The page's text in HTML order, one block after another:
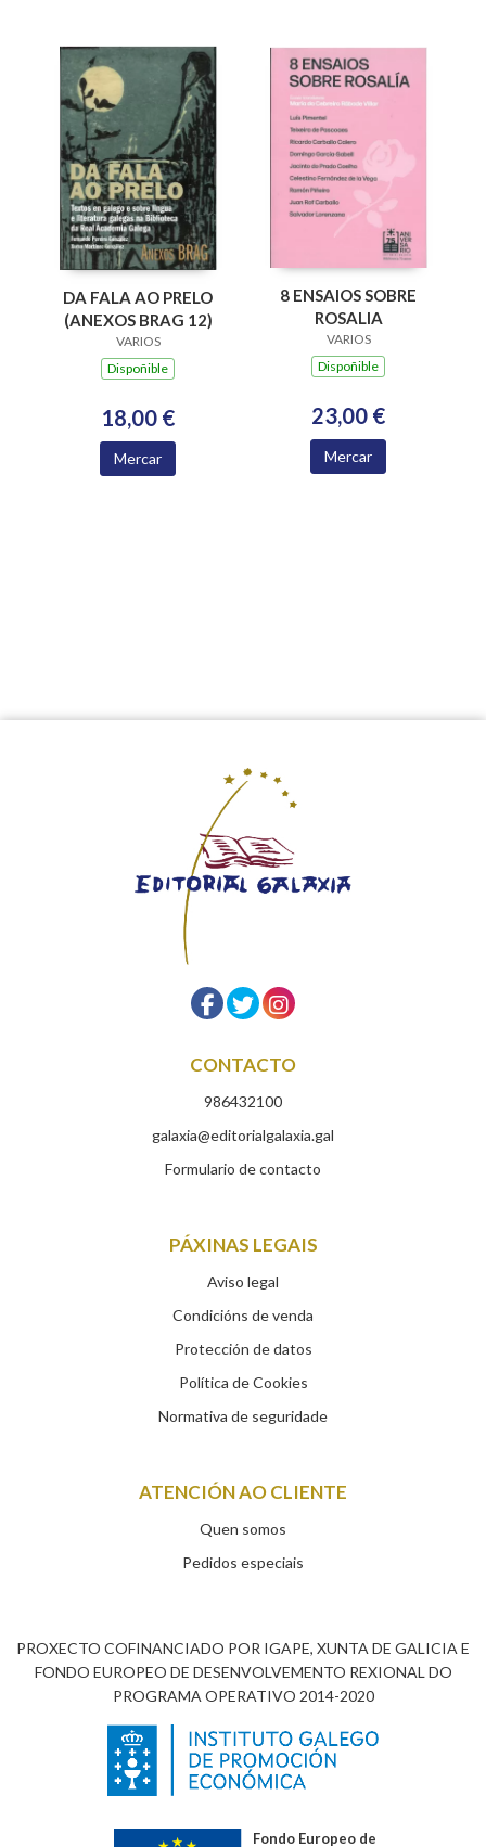
DA FALA AO PRELO
(ANEXOS BRAG 12)
VARIOS
Dispoñible
18,00 €
Mercar
8 ENSAIOS SOBRE
ROSALIA
VARIOS
Dispoñible
23,00 €
Mercar
CONTACTO
986432100
galaxia@editorialgalaxia.gal
Formulario de contacto
PÁXINAS LEGAIS
Aviso legal
Condicións de venda
Protección de datos
Política de Cookies
Normativa de seguridade
ATENCIÓN AO CLIENTE
Quen somos
Pedidos especiais
PROXECTO COFINANCIADO POR IGAPE, XUNTA DE GALICIA E
FONDO EUROPEO DE DESENVOLVEMENTO REXIONAL DO
PROGRAMA OPERATIVO 2014-2020
Fondo Europeo de